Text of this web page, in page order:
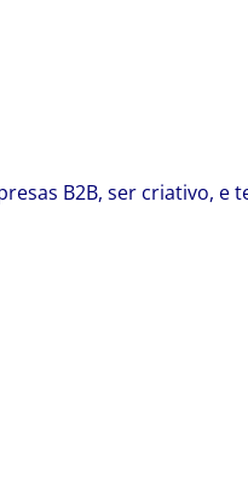
B2B, ser criativo, e